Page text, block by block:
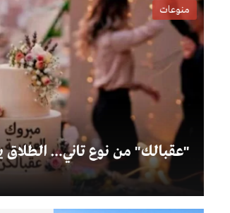
منوعات
"عقبالك" من نوع تاني… الطلاق يقفز 28% في